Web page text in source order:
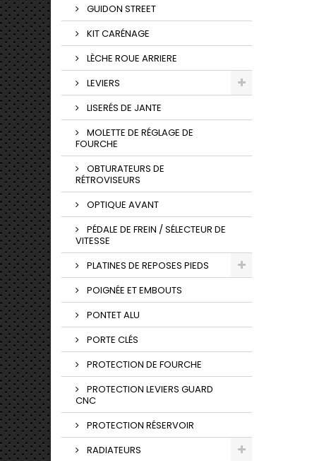
GUIDON STREET
KIT CARÉNAGE
LÈCHE ROUE ARRIERE
LEVIERS
LISERÉS DE JANTE
MOLETTE DE RÉGLAGE DE
FOURCHE
OBTURATEURS DE
RÉTROVISEURS
OPTIQUE AVANT
PÉDALE DE FREIN / SÉLECTEUR DE
VITESSE
PLATINES DE REPOSES PIEDS
POIGNÉE ET EMBOUTS
PONTET ALU
PORTE CLÉS
PROTECTION DE FOURCHE
PROTECTION LEVIERS GUARD
CNC
PROTECTION RÉSERVOIR
RADIATEURS